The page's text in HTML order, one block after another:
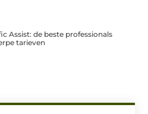
Assist: de beste professionals
tarieven